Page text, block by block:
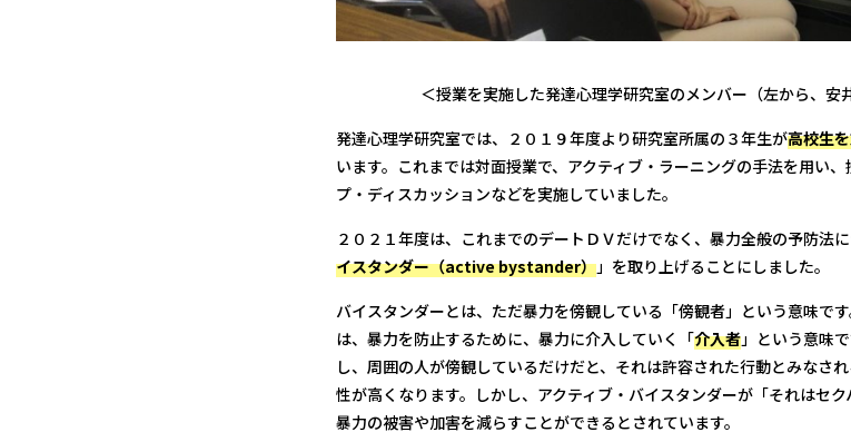
＜授業を実施した発達心理学研究室のメンバー（左から、安
発達心理学研究室では、２０１９年度より研究室所属の３年生が高校生
います。これまでは対面授業で、アクティブ・ラーニングの手法を用い
プ・ディスカッションなどを実施していました。
２０２１年度は、これまでのデートＤＶだけでなく、暴力全般の予防法
イスタンダー（active bystander）」を取り上げることにしました。
バイスタンダーとは、ただ暴力を傍観している「傍観者」という意味で
は、暴力を防止するために、暴力に介入していく「介入者」という意味
し、周囲の人が傍観しているだけだと、それは許容された行動とみなさ
性が高くなります。しかし、アクティブ・バイスタンダーが「それはセ
暴力の被害や加害を減らすことができるとされています。